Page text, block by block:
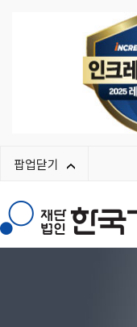
팝업닫기